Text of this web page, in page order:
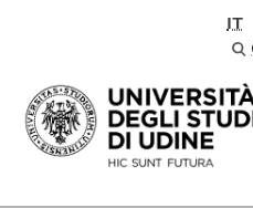
Passa al IT